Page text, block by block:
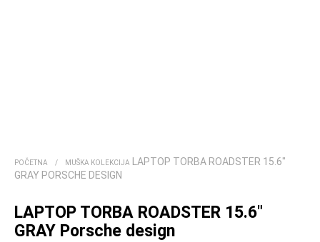
POČETNA / MUŠKA KOLEKCIJA LAPTOP TORBA ROADSTER 15.6″
GRAY PORSCHE DESIGN
LAPTOP TORBA ROADSTER 15.6″
GRAY Porsche design